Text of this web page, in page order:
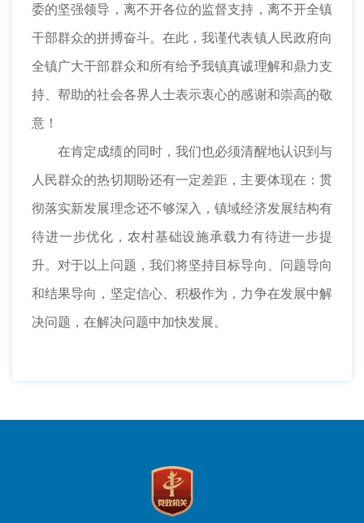
委的坚强领导，离不开各位的监督支持，离不开全镇
干部群众的拼搏奋斗。在此，我谨代表镇人民政府向
全镇广大干部群众和所有给予我镇真诚理解和鼎力支
持、帮助的社会各界人士表示衷心的感谢和崇高的敬
意！
在肯定成绩的同时，我们也必须清醒地认识到与
人民群众的热切期盼还有一定差距，主要体现在：贯
彻落实新发展理念还不够深入，镇域经济发展结构有
待进一步优化，农村基础设施承载力有待进一步提
升。对于以上问题，我们将坚持目标导向、问题导向
和结果导向，坚定信心、积极作为，力争在发展中解
决问题，在解决问题中加快发展。